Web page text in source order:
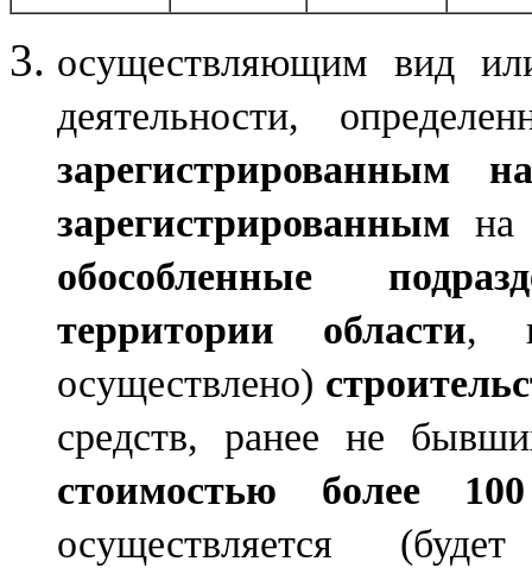
осуществляющим вид
деятельности,
зарегистрированным
зарегистрированным на
обособленные
территории области,
осуществлено)
средств, ранее не
стоимостью более
осуществляется